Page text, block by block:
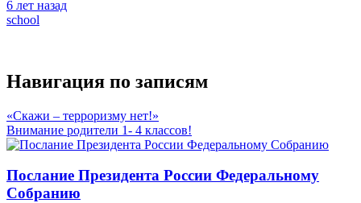
6 лет назад
school
Навигация по записям
«Скажи – терроризму нет!»
Внимание родители 1- 4 классов!
Послание Президента России Федеральному
Собранию